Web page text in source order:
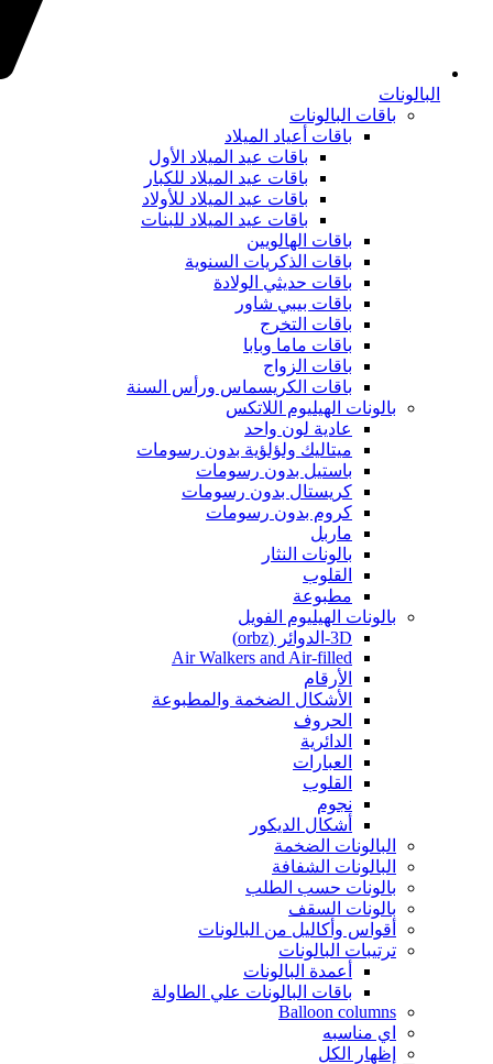
البالونات
باقات البالونات
باقات أعياد الميلاد
باقات عيد الميلاد الأول
باقات عيد الميلاد للكبار
باقات عيد الميلاد للأولاد
باقات عيد الميلاد للبنات
باقات الهالويين
باقات الذكريات السنوية
باقات حديثي الولادة
باقات بيبي شاور
باقات التخرج
باقات ماما وبابا
باقات الزواج
باقات الكريسماس ورأس السنة
بالونات الهيليوم اللاتكس
عادية لون واحد
ميتاليك ولؤلؤية بدون رسومات
باستيل بدون رسومات
كريستال بدون رسومات
كروم بدون رسومات
ماربل
بالونات النثار
القلوب
مطبوعة
بالونات الهيليوم الفويل
3D-الدوائر (orbz)
Air Walkers and Air-filled
الأرقام
الأشكال الضخمة والمطبوعة
الحروف
الدائرية
العبارات
القلوب
نجوم
أشكال الديكور
البالونات الضخمة
البالونات الشفافة
بالونات حسب الطلب
بالونات السقف
أقواس وأكاليل من البالونات
ترتيبات البالونات
أعمدة البالونات
باقات البالونات علي الطاولة
Balloon columns
اي مناسبه
إظهار الكل